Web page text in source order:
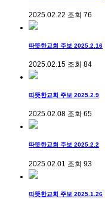
2025.02.22 조회 76
따뜻한교회 주보 2025.2.16
2025.02.15 조회 84
따뜻한교회 주보 2025.2.9
2025.02.08 조회 65
따뜻한교회 주보 2025.2.2
2025.02.01 조회 93
따뜻한교회 주보 2025.1.26